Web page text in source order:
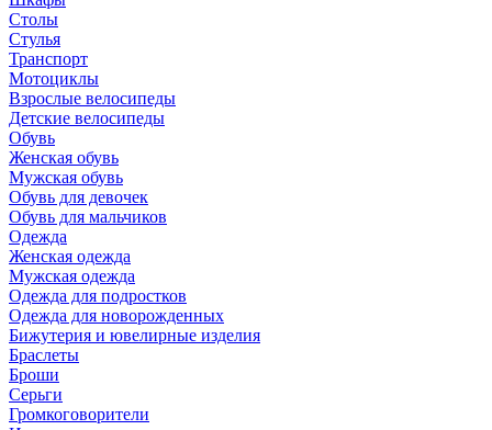
Столы
Стулья
Транспорт
Мотоциклы
Взрослые велосипеды
Детские велосипеды
Обувь
Женская обувь
Мужская обувь
Обувь для девочек
Обувь для мальчиков
Одежда
Женская одежда
Мужская одежда
Одежда для подростков
Одежда для новорожденных
Бижутерия и ювелирные изделия
Браслеты
Броши
Серьги
Громкоговорители